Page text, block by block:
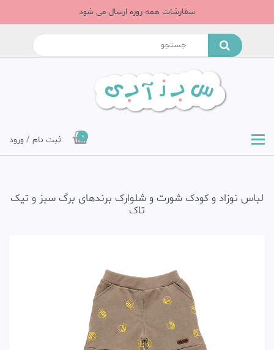
سفارشات همه روزه ارسال می شود
0 ثبت نام / ورود
لباس نوزاد و کودک شورت و شلوارک برندهای برگ سبز و تیک
تاک